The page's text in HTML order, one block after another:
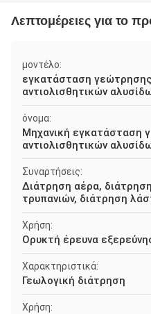
Λεπτομέρειες για το
μοντέλο:
εγκατάσταση
αντιολισθητικών
όνομα:
Μηχανική εγκατάσταση
αντιολισθητικών
Συναρτήσεις:
Διάτρηση αέρα,
τρυπανιών, διάτρηση
Χρήση:
Ορυκτή έρευνα
Χαρακτηριστικά:
Γεωλογική διάτρηση
Χρήση: